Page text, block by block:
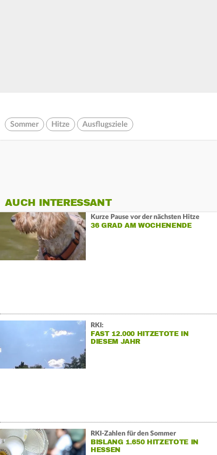
Sommer Hitze Ausflugsziele
AUCH INTERESSANT
Kurze Pause vor der nächsten Hitze
36 GRAD AM WOCHENENDE
RKI:
FAST 12.000 HITZETOTE IN
DIESEM JAHR
RKI-Zahlen für den Sommer
BISLANG 1.650 HITZETOTE IN
HESSEN